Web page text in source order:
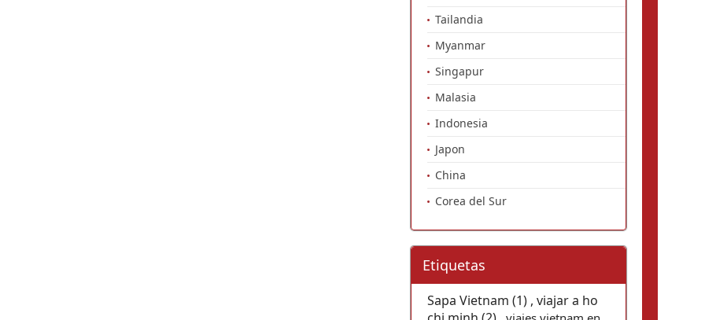
Tailandia
Myanmar
Singapur
Malasia
Indonesia
Japon
China
Corea del Sur
Etiquetas
Sapa Vietnam (1) , viajar a ho